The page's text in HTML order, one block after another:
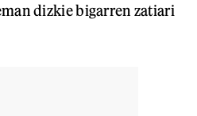
dizkie bigarren zatiari